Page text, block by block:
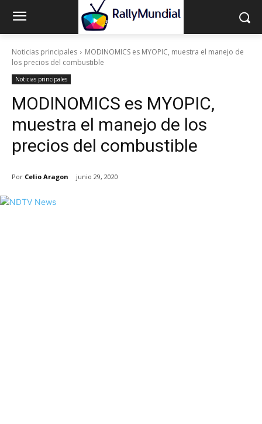
Noticias principales
MODINOMICS es MYOPIC, muestra el manejo de
los precios del combustible
Noticias principales
MODINOMICS es MYOPIC,
muestra el manejo de los
precios del combustible
Por Celio Aragon junio 29, 2020